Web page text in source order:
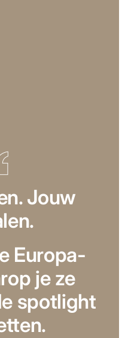
Jouw
Europa-
je ze
spotlight